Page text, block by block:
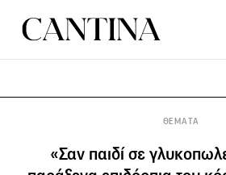
ΘΕΜΑΤΑ
«Σαν παιδί σε